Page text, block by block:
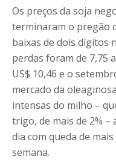
Os preços da soja
terminaram o pregão
baixas de dois dígitos
perdas foram de 7,75
US$ 10,46 e o
mercado da
intensas do milho –
trigo, de mais de 2%
dia com queda de
semana.